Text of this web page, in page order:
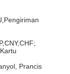
Prancis